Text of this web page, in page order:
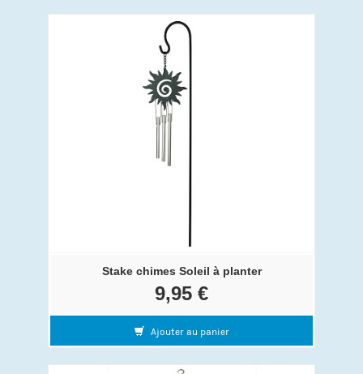
Stake chimes Soleil à planter
9,95 €
Ajouter au panier